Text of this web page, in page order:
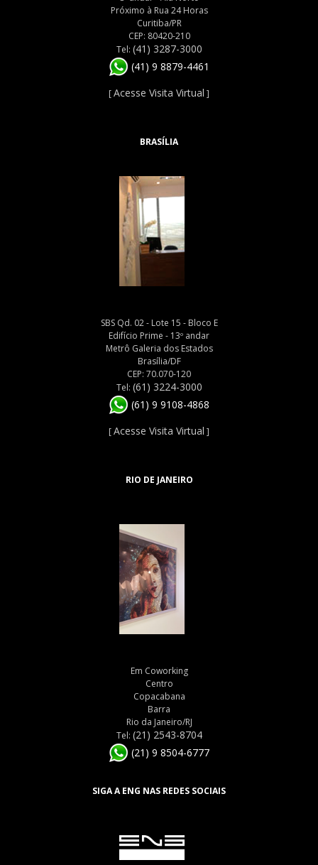
Próximo à Rua 24 Horas
Curitiba/PR
CEP: 80420-210
Tel: (41) 3287-3000
(41) 9 8879-4461
[Acesse Visita Virtual ]
BRASÍLIA
SBS Qd. 02 - Lote 15 - Bloco E
Edifício Prime - 13º andar
Metrô Galeria dos Estados
Brasília/DF
CEP: 70.070-120
Tel: (61) 3224-3000
(61) 9 9108-4868
[Acesse Visita Virtual ]
RIO DE JANEIRO
Em Coworking
Centro
Copacabana
Barra
Rio da Janeiro/RJ
Tel: (21) 2543-8704
(21) 9 8504-6777
SIGA A ENG NAS REDES SOCIAIS